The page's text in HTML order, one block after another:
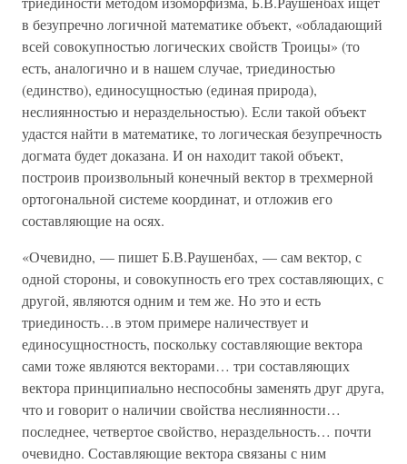
в безупречно логичной математике объект, «обладающий
всей совокупностью логических свойств Троицы» (то
есть, аналогично и в нашем случае, триединостью
(единство), единосущностью (единая природа),
неслиянностью и нераздельностью). Если такой объект
удастся найти в математике, то логическая безупречность
догмата будет доказана. И он находит такой объект,
построив произвольный конечный вектор в трехмерной
ортогональной системе координат, и отложив его
составляющие на осях.
«Очевидно, — пишет Б.В.Раушенбах, — сам вектор, с
одной стороны, и совокупность его трех составляющих, с
другой, являются одним и тем же. Но это и есть
триединость…в этом примере наличествует и
единосущностность, поскольку составляющие вектора
сами тоже являются векторами… три составляющих
вектора принципиально неспособны заменять друг друга,
что и говорит о наличии свойства неслиянности…
последнее, четвертое свойство, нераздельность… почти
очевидно. Составляющие вектора связаны с ним